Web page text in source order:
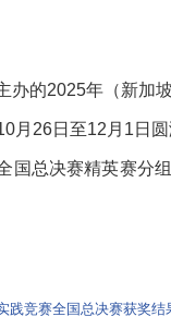
的2025年（新加
月26日至12月1日圆
总决赛精英赛分
践竞赛全国总决赛获奖结